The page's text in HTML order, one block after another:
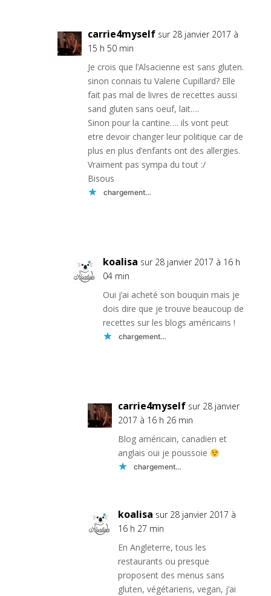
carrie4myself sur 28 janvier 2017 à
15 h 50 min
Je crois que l’Alsacienne est sans gluten.
sinon connais tu Valerie Cupillard? Elle
fait pas mal de livres de recettes aussi
sand gluten sans oeuf, lait….
Sinon pour la cantine…. ils vont peut
etre devoir changer leur politique car de
plus en plus d’enfants ont des allergies.
Vraiment pas sympa du tout :/
Bisous
chargement…
koalisa sur 28 janvier 2017 à 16 h
04 min
Oui j’ai acheté son bouquin mais je
dois dire que je trouve beaucoup de
recettes sur les blogs américains !
chargement…
carrie4myself sur 28 janvier
2017 à 16 h 26 min
Blog américain, canadien et
anglais oui je poussoie
chargement…
koalisa sur 28 janvier 2017 à
16 h 27 min
En Angleterre, tous les
restaurants ou presque
proposent des menus sans
gluten, végétariens, vegan, j’ai